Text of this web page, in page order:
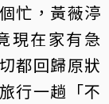
忙，黃薇渟
現在家有急
都回歸原狀
行一趟「不